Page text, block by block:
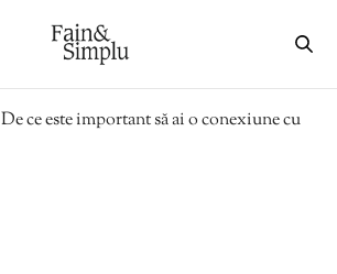
De ce este important să ai o conexiune cu